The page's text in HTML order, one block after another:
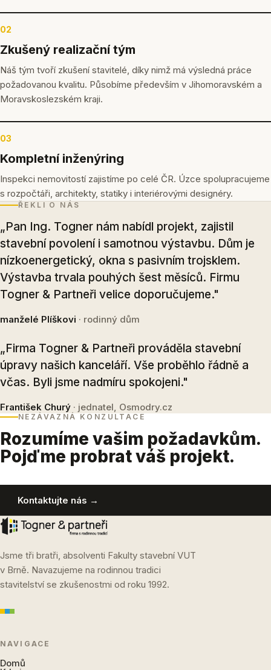
02
Zkušený realizační tým
Náš tým tvoří zkušení stavitelé, díky nimž má výsledná práce
požadovanou kvalitu. Působíme především v Jihomoravském a
Moravskoslezském kraji.
03
Kompletní inženýring
Inspekci nemovitostí zajistíme po celé ČR. Úzce spolupracujeme
s rozpočtáři, architekty, statiky i interiérovými designéry.
ŘEKLI O NÁS
„Pan Ing. Togner nám nabídl projekt, zajistil
stavební povolení i samotnou výstavbu. Dům je
nízkoenergetický, okna s pasivním trojsklem.
Výstavba trvala pouhých šest měsíců. Firmu
Togner & Partneři velice doporučujeme."
manželé Plíškovi · rodinný dům
„Firma Togner & Partneři prováděla stavební
úpravy našich kanceláří. Vše proběhlo řádně a
včas. Byli jsme nadmíru spokojeni."
František Churý · jednatel, Osmodry.cz
NEZÁVAZNÁ KONZULTACE
Rozumíme vašim požadavkům.
Pojďme probrat váš projekt.
Kontaktujte nás →
Jsme tři bratři, absolventi Fakulty stavební VUT
v Brně. Navazujeme na rodinnou tradici
stavitelství se zkušenostmi od roku 1992.
NAVIGACE
Domů